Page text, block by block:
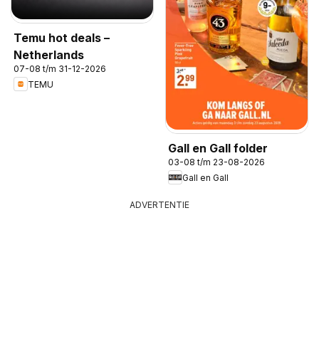
Temu hot deals –
Netherlands
07-08 t/m 31-12-2026
TEMU
Gall en Gall folder
03-08 t/m 23-08-2026
Gall en Gall
ADVERTENTIE